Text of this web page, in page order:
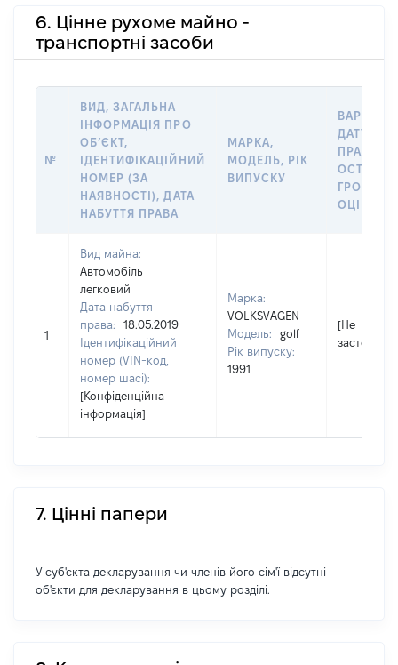
6. Цінне рухоме майно -
транспортні засоби
№
ВИД, ЗАГАЛЬНА
ІНФОРМАЦІЯ ПРО
ОБʼЄКТ,
ІДЕНТИФІКАЦІЙНИЙ
НОМЕР (ЗА
НАЯВНОСТІ), ДАТА
НАБУТТЯ ПРАВА
МАРКА,
МОДЕЛЬ, РІК
ВИПУСКУ
ДАТУ
ПРАВА
1
Вид майна:
Автомобіль
легковий
Дата набуття
права:
18.05.2019
Ідентифікаційний
номер (VIN-код,
номер шасі):
[Конфіденційна
інформація]
Марка:
VOLKSVAGEN
Модель:
golf
Рік випуску:
1991
[Не
7. Цінні папери
У суб'єкта декларування чи членів його сім'ї відсутні
об'єкти для декларування в цьому розділі.